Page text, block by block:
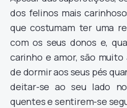
dos felinos mais
que costumam ter uma
com os seus donos e,
carinho e amor, são muito
de dormir aos seus pés
deitar-se ao seu lado
quentes e sentirem-se